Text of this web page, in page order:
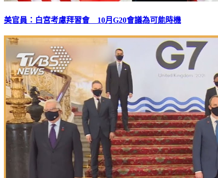
美官員：白宮考慮拜習會 10月G20會議為可能時機